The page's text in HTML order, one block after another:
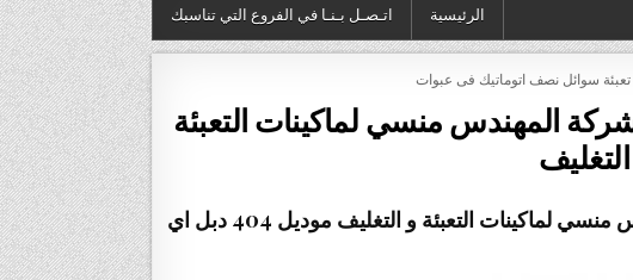
اتـصـل بـنـا في الفروع التي تناسبك الرئيسية
تعبئة سوائل نصف اتوماتيك فى عبوات
المهندس منسي لماكينات التعبئة
ماكينة تعبئة زيت في اكياس من شركة المهندس منسي لماكينات التعبئة و التغليف موديل 404 دبل اي